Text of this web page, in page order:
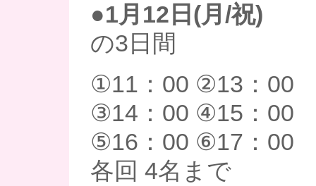
●1月12日(月/祝)
の3日間
①11：00 ②13：00
③14：00 ④15：00
⑤16：00 ⑥17：00
各回 4名まで